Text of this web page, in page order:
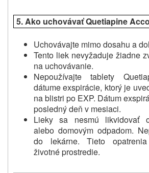
5.Ako uchovávať Quetiapine
Uchovávajte mimo dosahu a
Tento liek nevyžaduje žiadne
na uchovávanie.
Nepoužívajte tablety
dátume exspirácie, ktorý je
na blistri po EXP. Dátum
posledný deň v mesiaci.
Lieky sa nesmú likvidovať
alebo domovým odpadom.
do lekárne. Tieto
životné prostredie.